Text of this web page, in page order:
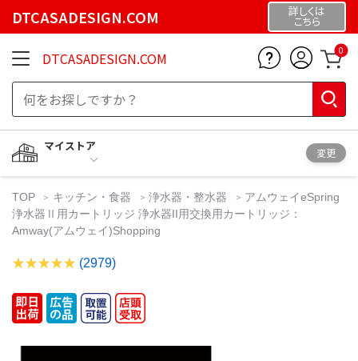
DTCASADESIGN.COM 詳しくは
こちら
DTCASADESIGN.COM 0
マイストア
変更
TOP キッチン・食器 浄水器・整水器
アムウェイeSpring
浄水器Ⅱ用カートリッジ 浄水器II用交換用カートリッジ：
Amway(アムウェイ)Shopping
(2979)